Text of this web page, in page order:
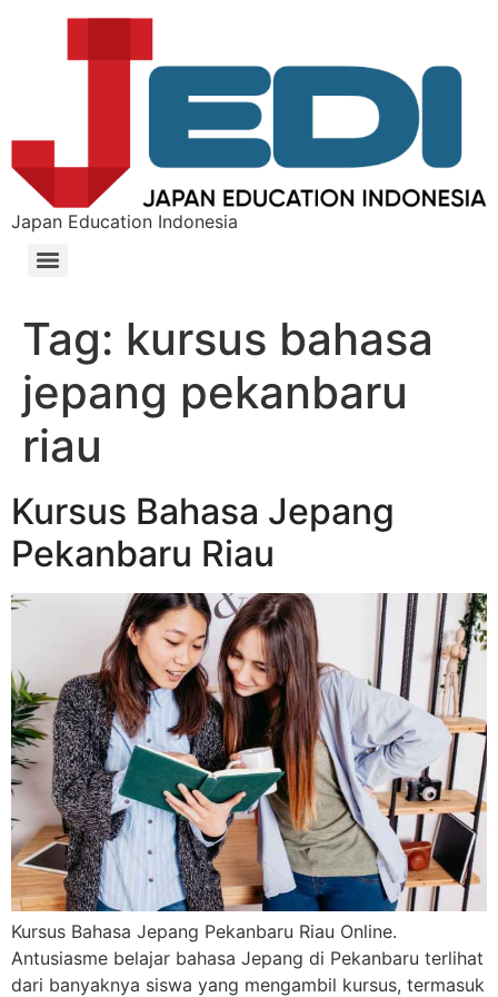
Japan Education Indonesia
Tag: kursus bahasa
jepang pekanbaru
riau
Kursus Bahasa Jepang
Pekanbaru Riau
Kursus Bahasa Jepang Pekanbaru Riau Online.
Antusiasme belajar bahasa Jepang di Pekanbaru terlihat
dari banyaknya siswa yang mengambil kursus, termasuk